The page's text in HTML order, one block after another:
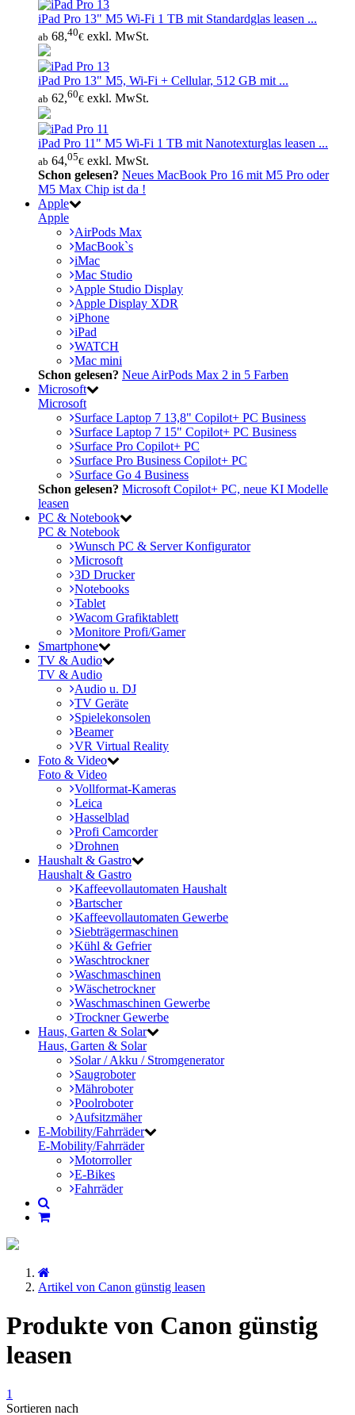
iPad Pro 13" M5 Wi‑Fi 1 TB mit Standardglas leasen ...
ab 68,40€ exkl. MwSt.
iPad Pro 13" M5, Wi‑Fi + Cellular, 512 GB mit ...
ab 62,60€ exkl. MwSt.
iPad Pro 11" M5 Wi‑Fi 1 TB mit Nanotexturglas leasen ...
ab 64,05€ exkl. MwSt.
Schon gelesen? Neues MacBook Pro 16 mit M5 Pro oder
M5 Max Chip ist da !
Apple
Apple
AirPods Max
MacBook`s
iMac
Mac Studio
Apple Studio Display
Apple Display XDR
iPhone
iPad
WATCH
Mac mini
Schon gelesen? Neue AirPods Max 2 in 5 Farben
Microsoft
Microsoft
Surface Laptop 7 13,8" Copilot+ PC Business
Surface Laptop 7 15" Copilot+ PC Business
Surface Pro Copilot+ PC
Surface Pro Business Copilot+ PC
Surface Go 4 Business
Schon gelesen? Microsoft Copilot+ PC, neue KI Modelle
leasen
PC & Notebook
PC & Notebook
Wunsch PC & Server Konfigurator
Microsoft
3D Drucker
Notebooks
Tablet
Wacom Grafiktablett
Monitore Profi/Gamer
Smartphone
TV & Audio
TV & Audio
Audio u. DJ
TV Geräte
Spielekonsolen
Beamer
VR Virtual Reality
Foto & Video
Foto & Video
Vollformat-Kameras
Leica
Hasselblad
Profi Camcorder
Drohnen
Haushalt & Gastro
Haushalt & Gastro
Kaffeevollautomaten Haushalt
Bartscher
Kaffeevollautomaten Gewerbe
Siebträgermaschinen
Kühl & Gefrier
Waschtrockner
Waschmaschinen
Wäschetrockner
Waschmaschinen Gewerbe
Trockner Gewerbe
Haus, Garten & Solar
Haus, Garten & Solar
Solar / Akku / Stromgenerator
Saugroboter
Mähroboter
Poolroboter
Aufsitzmäher
E-Mobility/Fahrräder
E-Mobility/Fahrräder
Motorroller
E-Bikes
Fahrräder
Artikel von Canon günstig leasen
Produkte von Canon günstig
leasen
1
Sortieren nach